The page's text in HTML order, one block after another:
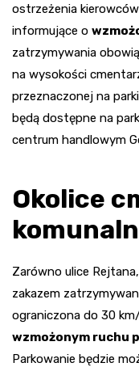
ostrzeżenia
informujące o
zatrzymywania
na wysokości
przeznaczonej na
będą dostępne na
centrum handlowym
Okolice
Zarówno ulice
zakazem
ograniczona do 30
wzmożonym ruchu
Parkowanie będzie